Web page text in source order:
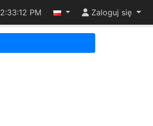
2:33:12 PM Zaloguj się